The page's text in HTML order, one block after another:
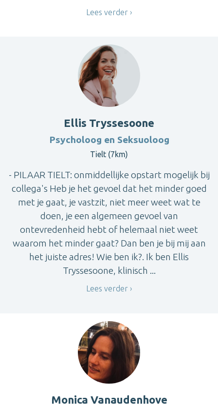
Lees verder
Ellis Tryssesoone
Psycholoog en Seksuoloog
Tielt (7km)
- PILAAR TIELT: onmiddellijke opstart mogelijk bij
collega's Heb je het gevoel dat het minder goed
met je gaat, je vastzit, niet meer weet wat te
doen, je een algemeen gevoel van
ontevredenheid hebt of helemaal niet weet
waarom het minder gaat? Dan ben je bij mij aan
het juiste adres! Wie ben ik?. Ik ben Ellis
Tryssesoone, klinisch ...
Lees verder
Monica Vanaudenhove